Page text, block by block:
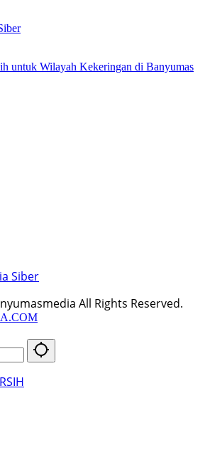
untuk Wilayah Kekeringan di Banyumas
Siber
All Rights Reserved.